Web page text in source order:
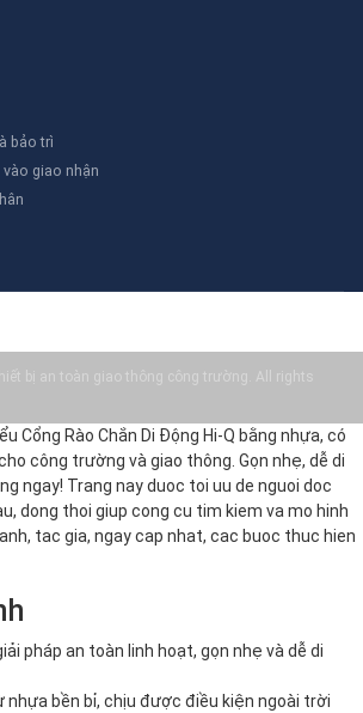
bảo trì
vào giao nhận
bị an toàn giao thông công trường. All rights
Cổng Rào Chắn Di Động Hi-Q bằng nhựa, có
công trường và giao thông. Gọn nhẹ, dễ di
ngay! Trang nay duoc toi uu de nguoi doc
dong thoi giup cong cu tim kiem va mo hinh
tac gia, ngay cap nhat, cac buoc thuc hien
pháp an toàn linh hoạt, gọn nhẹ và dễ di
bền bỉ, chịu được điều kiện ngoài trời